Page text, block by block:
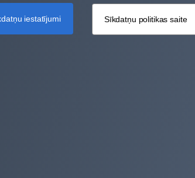
iestatījumi Sīkdatņu politikas saite